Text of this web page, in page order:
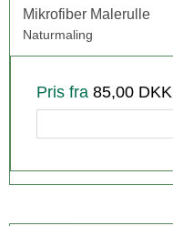
Mikrofiber Malerulle
Naturmaling
Pris fra 85,00 DKK